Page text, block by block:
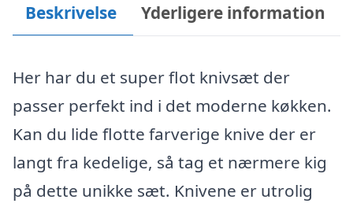
Beskrivelse Yderligere information
Her har du et super flot knivsæt der
passer perfekt ind i det moderne køkken.
Kan du lide flotte farverige knive der er
langt fra kedelige, så tag et nærmere kig
på dette unikke sæt. Knivene er utrolig